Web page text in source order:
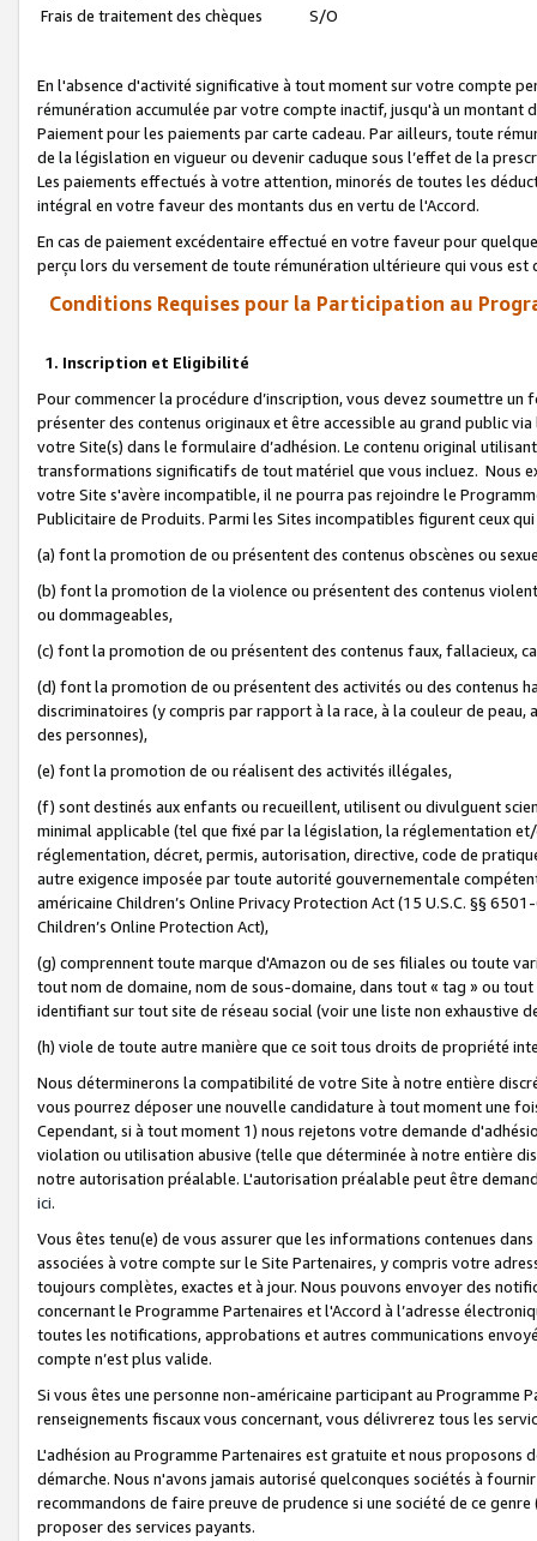
Frais de traitement des chèques
S/O
En l'absence d'activité significative à tout moment sur votre compte
rémunération accumulée par votre compte inactif, jusqu'à un montant
Paiement pour les paiements par carte cadeau. Par ailleurs, toute
de la législation en vigueur ou devenir caduque sous l’effet de la
Les paiements effectués à votre attention, minorés de toutes les
intégral en votre faveur des montants dus en vertu de l'Accord.
En cas de paiement excédentaire effectué en votre faveur pour
perçu lors du versement de toute rémunération ultérieure qui vous est
Conditions Requises pour la Participation au
1. Inscription et Eligibilité
Pour commencer la procédure d’inscription, vous devez soumettre
présenter des contenus originaux et être accessible au grand public
votre Site(s) dans le formulaire d’adhésion. Le contenu original
transformations significatifs de tout matériel que vous incluez. Nous
votre Site s'avère incompatible, il ne pourra pas rejoindre le
Publicitaire de Produits. Parmi les Sites incompatibles figurent ceux
(a) font la promotion de ou présentent des contenus obscènes ou
(b) font la promotion de la violence ou présentent des contenus
ou dommageables,
(c) font la promotion de ou présentent des contenus faux, fallacieux,
(d) font la promotion de ou présentent des activités ou des contenus
discriminatoires (y compris par rapport à la race, à la couleur de
des personnes),
(e) font la promotion de ou réalisent des activités illégales,
(f) sont destinés aux enfants ou recueillent, utilisent ou divulguent
minimal applicable (tel que fixé par la législation, la réglementation
réglementation, décret, permis, autorisation, directive, code de
autre exigence imposée par toute autorité gouvernementale
américaine Children’s Online Privacy Protection Act (15 U.S.C. §§
Children’s Online Protection Act),
(g) comprennent toute marque d'Amazon ou de ses filiales ou toute
tout nom de domaine, nom de sous-domaine, dans tout « tag » ou
identifiant sur tout site de réseau social (voir une liste non exhaustive
(h) viole de toute autre manière que ce soit tous droits de propriété
Nous déterminerons la compatibilité de votre Site à notre entière
vous pourrez déposer une nouvelle candidature à tout moment une
Cependant, si à tout moment 1) nous rejetons votre demande
violation ou utilisation abusive (telle que déterminée à notre entière
notre autorisation préalable. L'autorisation préalable peut être
ici.
Vous êtes tenu(e) de vous assurer que les informations contenues
associées à votre compte sur le Site Partenaires, y compris votre
toujours complètes, exactes et à jour. Nous pouvons envoyer des
concernant le Programme Partenaires et l'Accord à l’adresse
toutes les notifications, approbations et autres communications
compte n’est plus valide.
Si vous êtes une personne non-américaine participant au
renseignements fiscaux vous concernant, vous délivrerez tous les
L'adhésion au Programme Partenaires est gratuite et nous proposons
démarche. Nous n'avons jamais autorisé quelconques sociétés à
recommandons de faire preuve de prudence si une société de ce
proposer des services payants.